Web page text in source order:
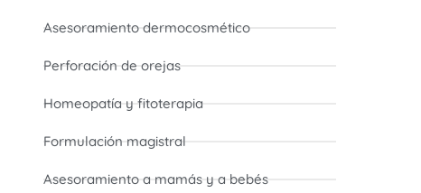
Asesoramiento dermocosmético
Perforación de orejas
Homeopatía y fitoterapia
Formulación magistral
Asesoramiento a mamás y a bebés